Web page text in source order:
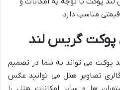
مناسب دارد.
پوکت گریس لند
پوکت می تواند به شما در تصمیم
تصاویر هتل می توانید عکس